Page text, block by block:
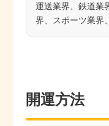
運送業界、鉄道業
界、スポーツ業界
開運方法